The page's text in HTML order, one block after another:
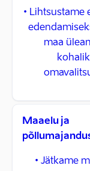
• Lihtsustame
maa
Maaelu ja
• Jätkame